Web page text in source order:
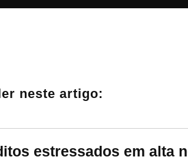
neste artigo:
estressados em alta